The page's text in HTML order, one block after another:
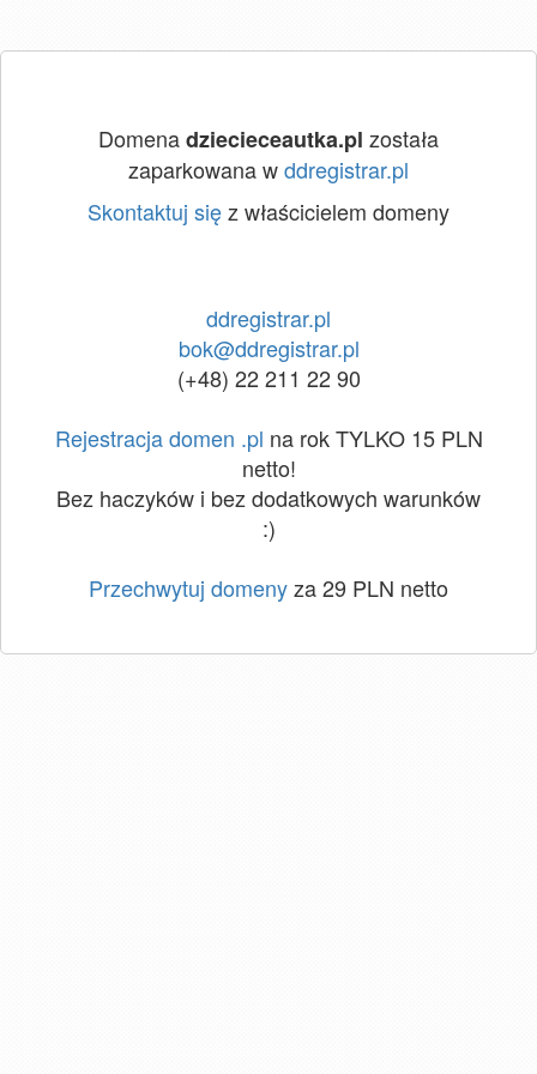
Domenadziecieceautka.pl została
zaparkowana wddregistrar.pl
Skontaktuj sięz właścicielem domeny
ddregistrar.pl
bok@ddregistrar.pl
(+48) 22 211 22 90
Rejestracja domen .pl na rok TYLKO 15 PLN
netto!
Bez haczyków i bez dodatkowych warunków
:)
Przechwytuj domenyza 29 PLN netto